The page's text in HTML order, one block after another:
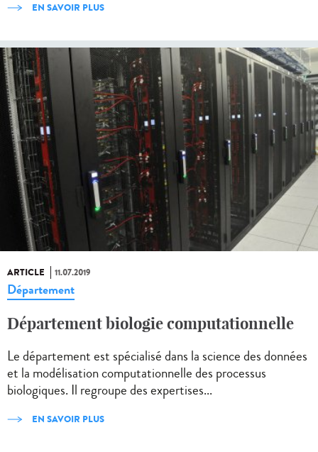
EN SAVOIR PLUS
ARTICLE 11.07.2019
Département
Département biologie computationnelle
Le département est spécialisé dans la science des données
et la modélisation computationnelle des processus
biologiques. Il regroupe des expertises...
EN SAVOIR PLUS